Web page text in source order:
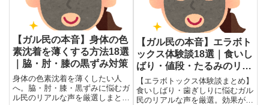
【ガル民の本音】身体の色
素沈着を薄くする方法18選
｜脇・肘・膝の黒ずみ対策
身体の色素沈着を薄くしたい人
へ。脇・肘・膝・黒ずみに悩むガ
ル民のリアルな声を厳選しまとめ
【ガル民の本音】エラボト
ックス体験談18選｜食いし
ばり・値段・たるみのリア
ル
【エラボトックス体験談まとめ】
食いしばり・歯ぎしりに悩むガル
民のリアルな声を厳選。効果が出